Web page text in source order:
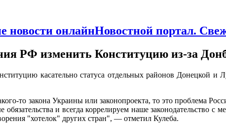
Новостной портал.
РФ изменить Конституцию из-за
касательно статуса отдельных районов Донецкой
то закона Украины или законопроекта, то это проблема
и всегда коррелируем наше законодательство с
"хотелок" других стран", — отметил Кулеба.